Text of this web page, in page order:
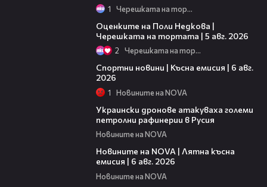
1 Черешката на тортата
Оценките на Поли Недкова |
Черешката на тортата | 5 авг. 2026
2 Черешката на тортата
Спортни новини | Късна емисия | 6 авг.
2026
1 Новините на NOVA
Украински дронове атакуваха големи
петролни рафинерии в Русия
Новините на NOVA
Новините на NOVA | Лятна късна
емисия | 6 авг. 2026
Новините на NOVA